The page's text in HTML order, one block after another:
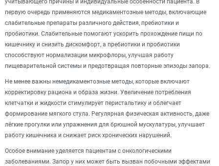
учитывающего причины и индивидуальные особенности пациента. В
первую очередь применяются медикаментозные методы, включающие
слабительные препараты различного действия, пребиотики и
пробиотики. Слабительные помогают ускорить прохождение пищи по
кишечнику и снизить дискомфорт, а пребиотики и пробиотики
способствуют нормализации микрофлоры, улучшая работу
пищеварительной системы и предотвращая повторные эпизоды запора.
Не менее важны немедикаментозные методы, которые включают
корректировку рациона и образа жизни. Увеличение потребления
клетчатки и жидкости стимулирует перистальтику и облегчает
формирование мягкого стула. Регулярная физическая активность, даже
лёгкие прогулки или упражнения для брюшной мускулатуры, улучшает
работу кишечника и снижает риск хронических нарушений.
Особое внимание уделяется пациентам с онкологическими
заболеваниями. Запор у них может быть вызван побочными эффектами